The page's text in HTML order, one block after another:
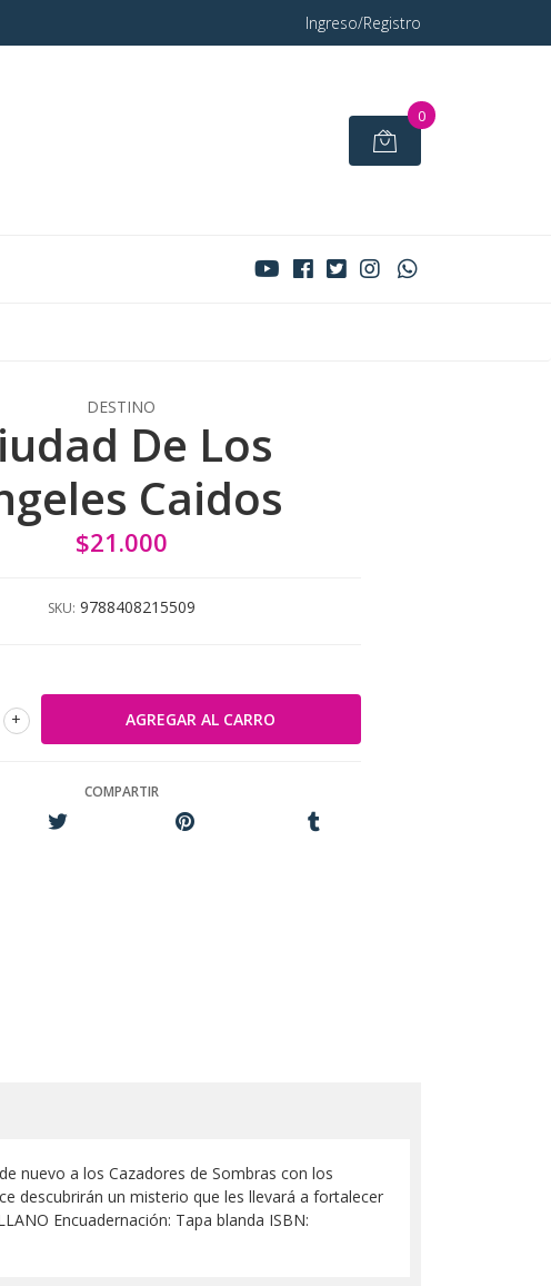
Ingreso/Registro
0
DESTINO
De Los
Caidos
$21.000
SKU: 9788408215509
+
COMPARTIR
nuevo a los Cazadores de Sombras con los
descubrirán un misterio que les llevará a fortalecer
Encuadernación: Tapa blanda ISBN: